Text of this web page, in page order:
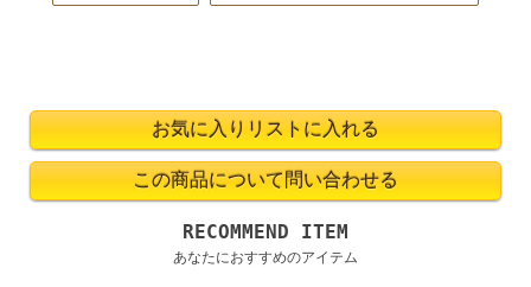
RECOMMEND ITEM
あなたにおすすめのアイテム